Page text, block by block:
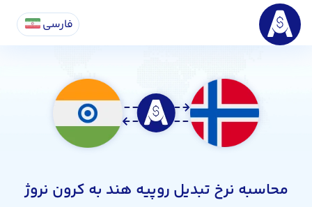
فارسی
محاسبه نرخ تبدیل روپیه هند به کرون نروژ